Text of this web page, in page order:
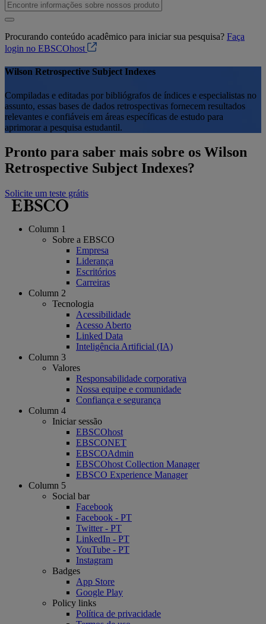
Procurando conteúdo acadêmico para iniciar sua pesquisa? Faça
login no EBSCOhost
Wilson Retrospective Subject Indexes
Compiladas e editadas por bibliógrafos de índices e especialistas no
assunto, essas bases de dados retrospectivas fornecem resultados
relevantes e confiáveis em áreas específicas de estudo para
aprimorar a pesquisa estudantil.
Pronto para saber mais sobre os Wilson
Retrospective Subject Indexes?
Solicite um teste grátis
Column 1
Sobre a EBSCO
Empresa
Liderança
Escritórios
Carreiras
Column 2
Tecnologia
Acessibilidade
Acesso Aberto
Linked Data
Inteligência Artificial (IA)
Column 3
Valores
Responsabilidade corporativa
Nossa equipe e comunidade
Confiança e segurança
Column 4
Iniciar sessão
EBSCOhost
EBSCONET
EBSCOAdmin
EBSCOhost Collection Manager
EBSCO Experience Manager
Column 5
Social bar
Facebook
Facebook - PT
Twitter - PT
LinkedIn - PT
YouTube - PT
Instagram
Badges
App Store
Google Play
Policy links
Política de privacidade